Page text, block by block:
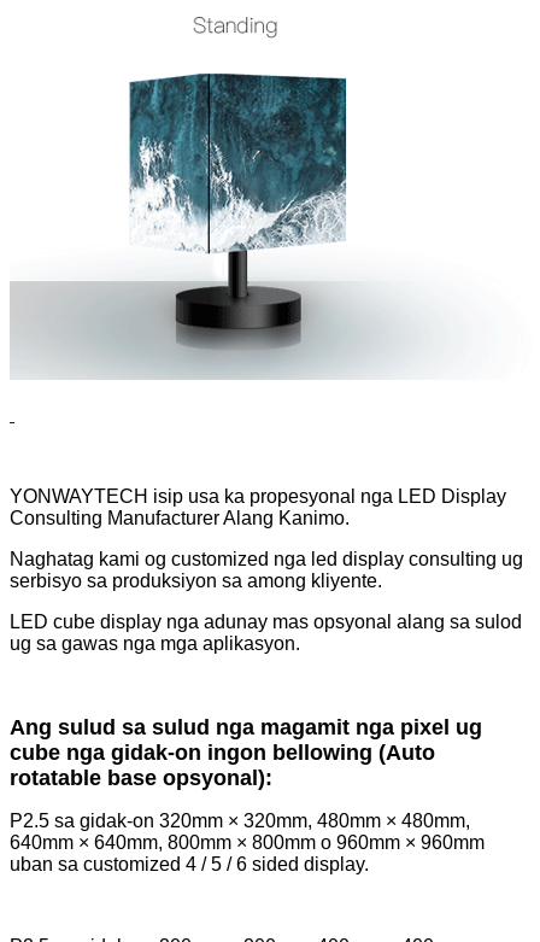
YONWAYTECH isip usa ka propesyonal nga LED Display
Consulting Manufacturer Alang Kanimo.
Naghatag kami og customized nga led display consulting ug
serbisyo sa produksiyon sa among kliyente.
LED cube display nga adunay mas opsyonal alang sa sulod
ug sa gawas nga mga aplikasyon.
Ang sulud sa sulud nga magamit nga pixel ug
cube nga gidak-on ingon bellowing (Auto
rotatable base opsyonal):
P2.5 sa gidak-on 320mm × 320mm, 480mm × 480mm,
640mm × 640mm, 800mm × 800mm o 960mm × 960mm
uban sa customized 4 / 5 / 6 sided display.